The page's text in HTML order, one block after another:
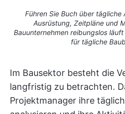
Führen Sie Buch über tägliche
Ausrüstung, Zeitpläne und
Bauunternehmen reibungslos
für tägliche
Im Bausektor besteht die
langfristig zu betrachten.
Projektmanager ihre